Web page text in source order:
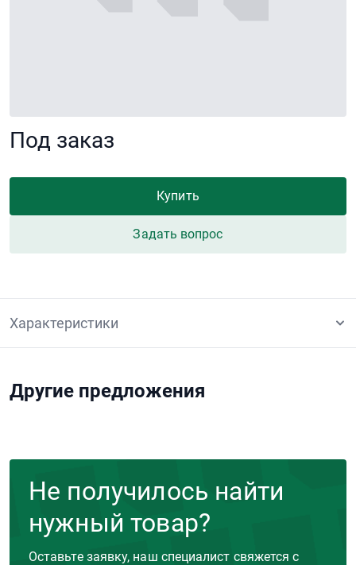
Под заказ
Купить
Задать вопрос
Характеристики
Другие предложения
Не получилось найти
нужный товар?
Оставьте заявку, наш специалист свяжется с